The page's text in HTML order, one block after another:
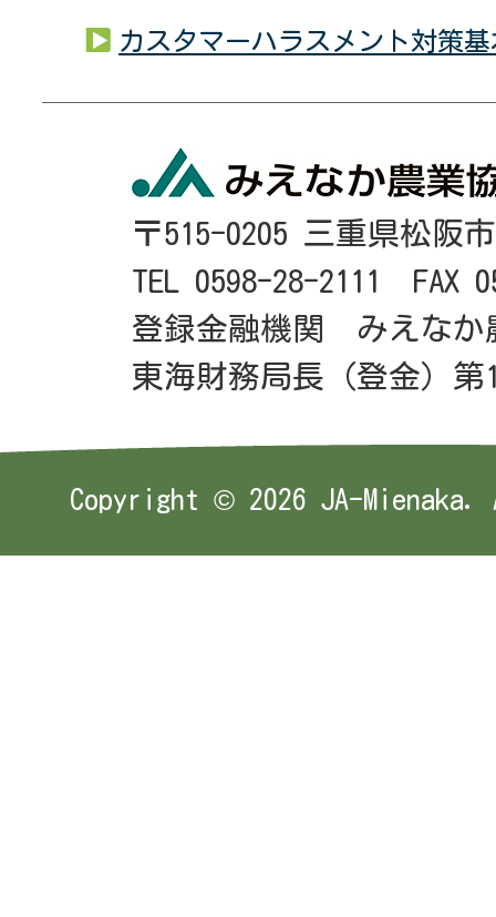
カスタマーハラスメント対策
〒515-0205 三重県松阪
TEL 0598-28-2111 FAX
登録金融機関 みえなか
東海財務局長（登金）第
Copyright © 2026 JA-